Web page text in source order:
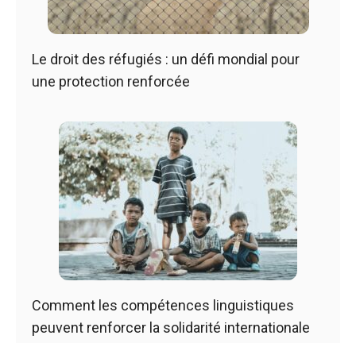
Le droit des réfugiés : un défi mondial pour
une protection renforcée
Comment les compétences linguistiques
peuvent renforcer la solidarité internationale